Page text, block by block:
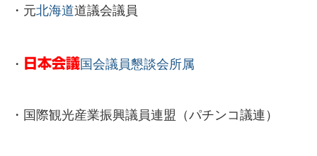
・元北海道道議会議員
・ 日本会議国会議員懇談会所属
・国際観光産業振興議員連盟（パチンコ議連）